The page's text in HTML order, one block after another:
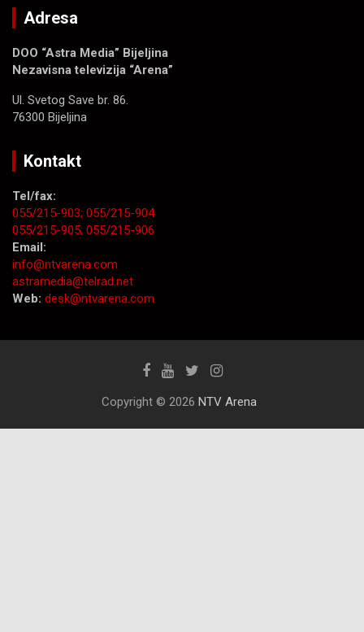
Adresa
DOO “Astra Media” Bijeljina
Nezavisna televizija “Arena”
Ul. Svetog Save br. 86.
76300 Bijeljina
Kontakt
Tel/fax:
055/215-903; 055/215-904
055/215-905; 055/215-906
Email:
info@ntvarena.com
astramedia@telrad.net
Web: desk@ntvarena.com
Copyright © 2026 NTV Arena